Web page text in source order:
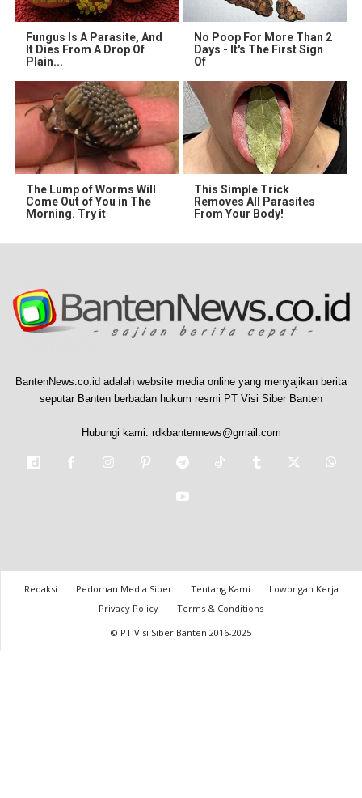
Fungus Is A Parasite, And
It Dies From A Drop Of
Plain...
No Poop For More Than 2
Days - It's The First Sign
Of
The Lump of Worms Will
Come Out of You in The
Morning. Try it
This Simple Trick
Removes All Parasites
From Your Body!
BantenNews.co.id adalah website media online yang menyajikan berita
seputar Banten berbadan hukum resmi PT Visi Siber Banten
Hubungi kami: rdkbantennews@gmail.com
Redaksi Pedoman Media Siber Tentang Kami
Lowongan Kerja
Privacy Policy
Terms & Conditions
© PT Visi Siber Banten 2016-2025